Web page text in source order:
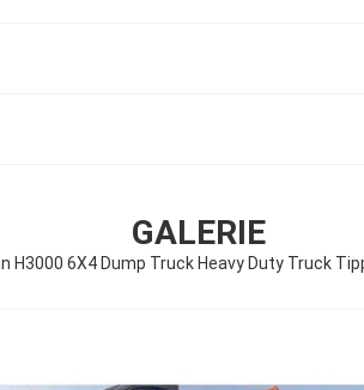
GALERIE
H3000 6X4 Dump Truck Heavy Duty Truck